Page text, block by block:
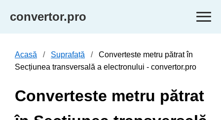
convertor.pro
Acasă Suprafață
Converteste metru pătrat în
Secțiunea transversală a electronului - convertor.pro
Converteste metru pătrat